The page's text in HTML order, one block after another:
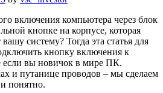
включения компьютера через блок
кнопке на корпусе, которая
систему? Тогда эта статья для
кнопку включения к
если вы новичок в мире ПК.
и путанице проводов – мы сделаем
понятно.